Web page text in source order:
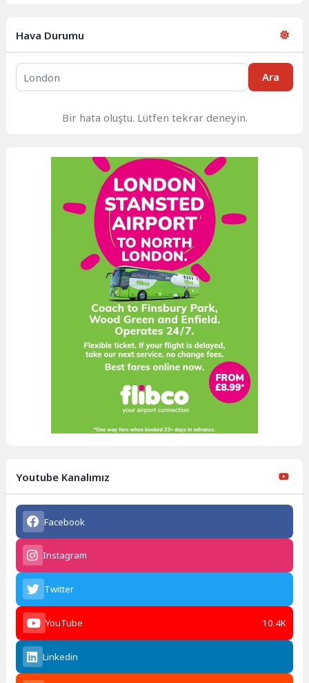
Hava Durumu
Ara
Bir hata oluştu. Lütfen tekrar deneyin.
Youtube Kanalımız
Facebook
Instagram
Twitter
YouTube 10.4K
Linkedin